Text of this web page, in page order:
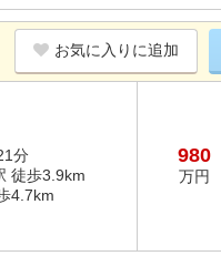
お気に入りに追加
分
徒歩3.9km
4.7km
980
万円